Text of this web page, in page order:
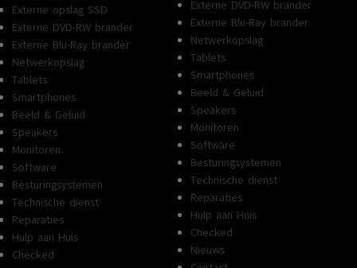
Externe opslag SSD
Externe DVD-RW brander
Externe Blu-Ray brander
Netwerkopslag
Tablets
Smartphones
Beeld & Geluid
Speakers
Monitoren
Software
Besturingsystemen
Technische dienst
Reparaties
Hulp aan Huis
Checked
Externe DVD-RW brander
Externe Blu-Ray brander
Netwerkopslag
Tablets
Smartphones
Beeld & Geluid
Speakers
Monitoren
Software
Besturingsystemen
Technische dienst
Reparaties
Hulp aan Huis
Checked
Nieuws